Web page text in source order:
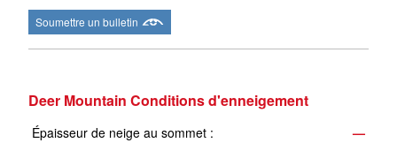
Soumettre un bulletin
Deer Mountain Conditions d'enneigement
Épaisseur de neige au sommet :
—